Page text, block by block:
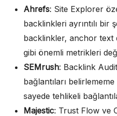
Ahrefs: Site Explorer
backlinkleri ayrıntılı bir
backlinkler, anchor text
gibi önemli metrikleri
SEMrush: Backlink
bağlantıları
sayede tehlikeli
Majestic: Trust Flow ve